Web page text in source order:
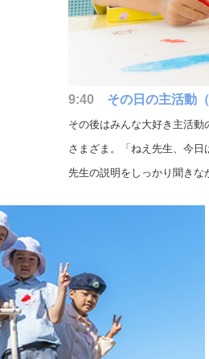
9:40 その日の主活動
その後はみんな大好き主活
さまざま。「ねえ先生、今日
先生の説明をしっかり聞きな